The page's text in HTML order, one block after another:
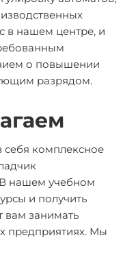
в нашем центре, и
о повышении
разрядом.
комплексное
нашем учебном
и получить
вам занимать
предприятиях. Мы